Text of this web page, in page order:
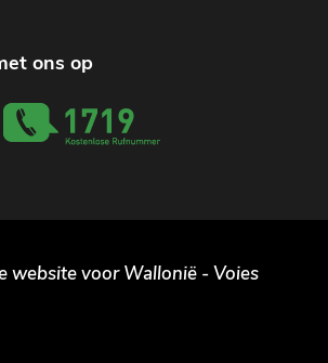
ons op
website voor Wallonië - Voies